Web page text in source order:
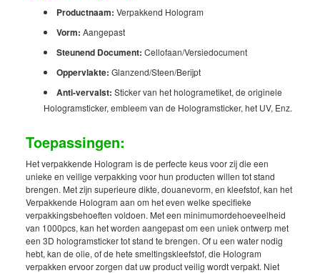
Productnaam: Verpakkend Hologram
Vorm: Aangepast
Steunend Document: Cellofaan/Versiedocument
Oppervlakte: Glanzend/Steen/Berijpt
Anti-vervalst: Sticker van het hologrametiket, de originele
Hologramsticker, embleem van de Hologramsticker, het UV, Enz.
Toepassingen:
Het verpakkende Hologram is de perfecte keus voor zij die een
unieke en veilige verpakking voor hun producten willen tot stand
brengen. Met zijn superieure dikte, douanevorm, en kleefstof, kan het
Verpakkende Hologram aan om het even welke specifieke
verpakkingsbehoeften voldoen. Met een minimumordehoeveelheid
van 1000pcs, kan het worden aangepast om een uniek ontwerp met
een 3D hologramsticker tot stand te brengen. Of u een water nodig
hebt, kan de olie, of de hete smeltingskleefstof, die Hologram
verpakken ervoor zorgen dat uw product veilig wordt verpakt. Niet